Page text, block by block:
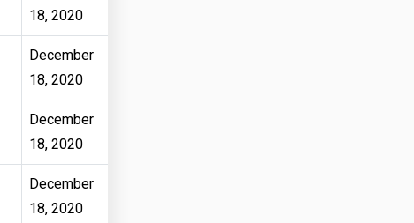
18, 2020
December
18, 2020
December
18, 2020
December
18, 2020